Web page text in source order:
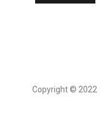
Copyright © 2022